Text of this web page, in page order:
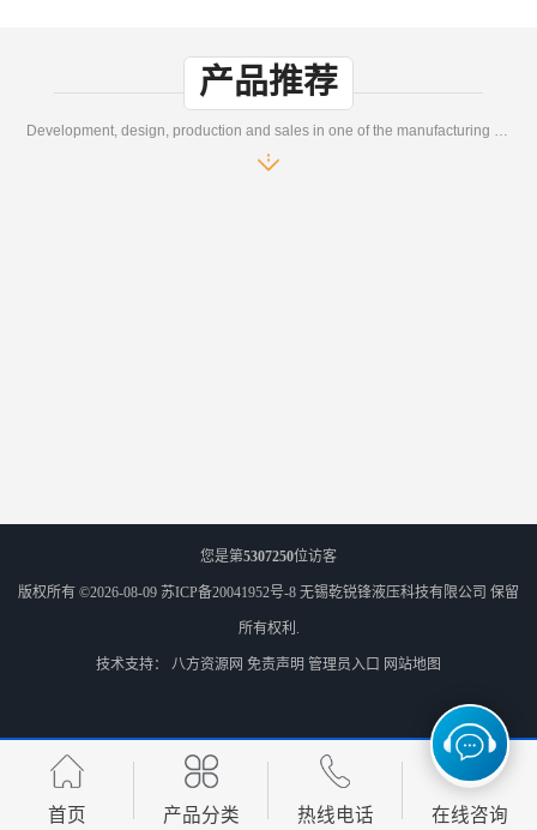
产品推荐
您是第5307250位访客
版权所有 ©2026-08-09 苏ICP备20041952号-8 无锡乾锐锋液压科技有限公司 保留
所有权利.
技术支持： 八方资源网 免责声明 管理员入口 网站地图
首页 产品分类 热线电话 在线咨询